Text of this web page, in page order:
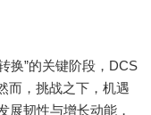
”的关键阶段，DCS
而，挑战之下，机遇
展韧性与增长动能，